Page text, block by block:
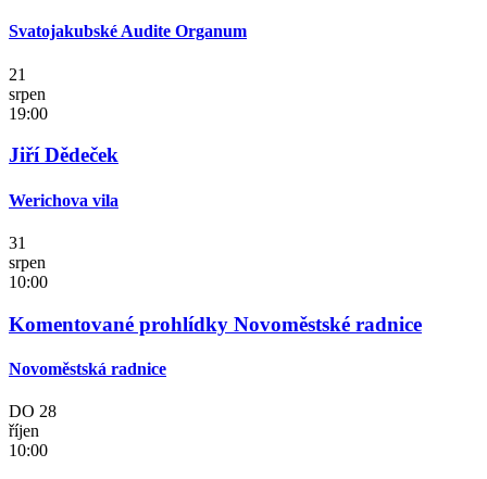
Svatojakubské Audite Organum
21
srpen
19:00
Jiří Dědeček
Werichova vila
31
srpen
10:00
Komentované prohlídky Novoměstské radnice
Novoměstská radnice
DO 28
říjen
10:00